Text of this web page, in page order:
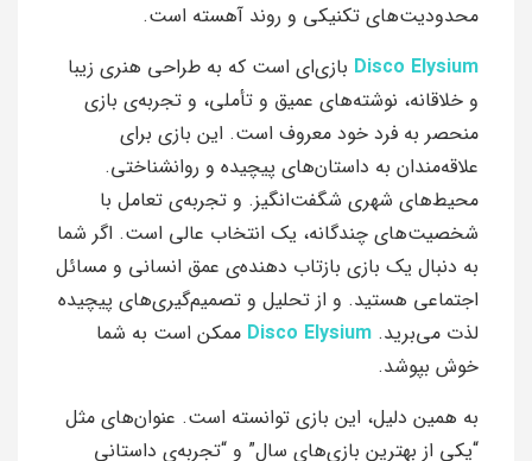
محدودیت‌های تکنیکی و روند آهسته است.
Disco Elysium بازی‌ای است که به طراحی هنری زیبا
و خلاقانه، نوشته‌های عمیق و تأملی، و تجربه‌ی بازی
منحصر به فرد خود معروف است. این بازی برای
علاقه‌مندان به داستان‌های پیچیده و روانشناختی.
محیط‌های شهری شگفت‌انگیز. و تجربه‌ی تعامل با
شخصیت‌های چندگانه، یک انتخاب عالی است. اگر شما
به دنبال یک بازی بازتاب دهنده‌ی عمق انسانی و مسائل
اجتماعی هستید. و از تحلیل و تصمیم‌گیری‌های پیچیده
لذت می‌برید. Disco Elysium ممکن است به شما
خوش بپوشد.
به همین دلیل، این بازی توانسته است. عنوان‌های مثل
“یکی از بهترین بازی‌های سال” و “تجربه‌ی داستانی